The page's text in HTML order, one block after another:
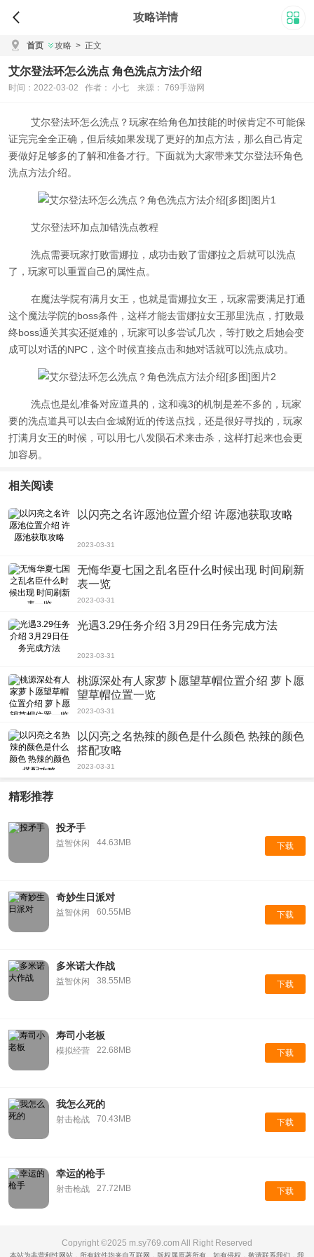
攻略详情
首页 攻略 > 正文
艾尔登法环怎么洗点 角色洗点方法介绍
时间：2022-03-02 作者： 小七 来源： 769手游网
艾尔登法环怎么洗点？玩家在给角色加技能的时候肯定不可能保
证完完全全正确，但后续如果发现了更好的加点方法，那么自己肯定
要做好足够多的了解和准备才行。下面就为大家带来艾尔登法环角色
洗点方法介绍。
艾尔登法环加点加错洗点教程
洗点需要玩家打败雷娜拉，成功击败了雷娜拉之后就可以洗点
了，玩家可以重置自己的属性点。
在魔法学院有满月女王，也就是雷娜拉女王，玩家需要满足打通
这个魔法学院的boss条件，这样才能去雷娜拉女王那里洗点，打败最
终boss通关其实还挺难的，玩家可以多尝试几次，等打败之后她会变
成可以对话的NPC，这个时候直接点击和她对话就可以洗点成功。
洗点也是乣准备对应道具的，这和魂3的机制是差不多的，玩家
要的洗点道具可以去白金城附近的传送点找，还是很好寻找的，玩家
打满月女王的时候，可以用七八发陨石术来击杀，这样打起来也会更
加容易。
相关阅读
以闪亮之名许愿池位置介绍 许愿池获取攻略
2023-03-31
无悔华夏七国之乱名臣什么时候出现 时间刷新
表一览
2023-03-31
光遇3.29任务介绍 3月29日任务完成方法
2023-03-31
桃源深处有人家萝卜愿望草帽位置介绍 萝卜愿
望草帽位置一览
2023-03-31
以闪亮之名热辣的颜色是什么颜色 热辣的颜色
搭配攻略
2023-03-31
精彩推荐
投矛手
益智休闲 44.63MB 下载
奇妙生日派对
益智休闲 60.55MB 下载
多米诺大作战
益智休闲 38.55MB 下载
寿司小老板
模拟经营 22.68MB 下载
我怎么死的
射击枪战 70.43MB 下载
幸运的枪手
射击枪战 27.72MB 下载
Copyright ©2025 m.sy769.com All Right Reserved
本站为非营利性网站，所有软件均来自互联网，版权属原著所有。如有侵权，敬请联系我们，我